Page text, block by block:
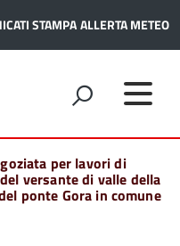
STAMPAALLERTA METEO
per lavori di
versante di valle della
ponte Gora in comune